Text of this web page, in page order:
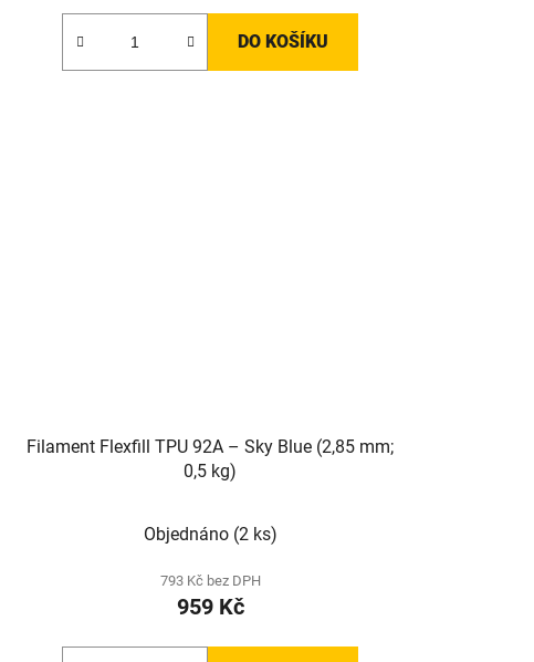
DO KOŠÍKU
Filament Flexfill TPU 92A – Sky Blue (2,85 mm;
0,5 kg)
Objednáno (2 ks)
793 Kč bez DPH
959 Kč